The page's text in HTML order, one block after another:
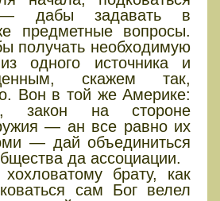
— дабы задавать в
предметные вопросы.
получать необходимую
одного источника и
скажем так,
Вон в той же Америке:
закон на стороне
— ан все равно их
— дай объединиться
да ассоциации.
брату, как
сам Бог велел